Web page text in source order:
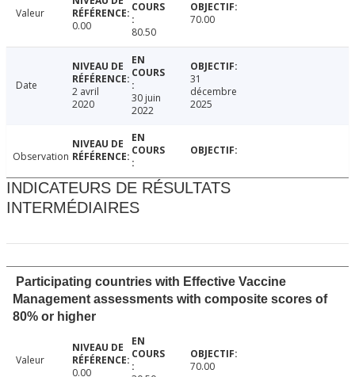
Valeur
0.00
80.50
70.00
Date
2 avril
2020
30 juin
2022
31
décembre
2025
Observation
INDICATEURS DE RÉSULTATS
INTERMÉDIAIRES
Participating countries with Effective Vaccine
Management assessments with composite scores of
80% or higher
Valeur
0.00
70.00